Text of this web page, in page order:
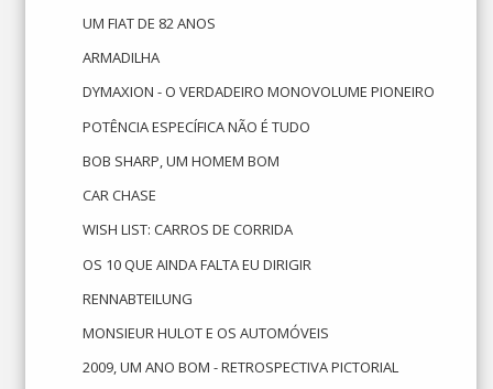
UM FIAT DE 82 ANOS
ARMADILHA
DYMAXION - O VERDADEIRO MONOVOLUME PIONEIRO
POTÊNCIA ESPECÍFICA NÃO É TUDO
BOB SHARP, UM HOMEM BOM
CAR CHASE
WISH LIST: CARROS DE CORRIDA
OS 10 QUE AINDA FALTA EU DIRIGIR
RENNABTEILUNG
MONSIEUR HULOT E OS AUTOMÓVEIS
2009, UM ANO BOM - RETROSPECTIVA PICTORIAL